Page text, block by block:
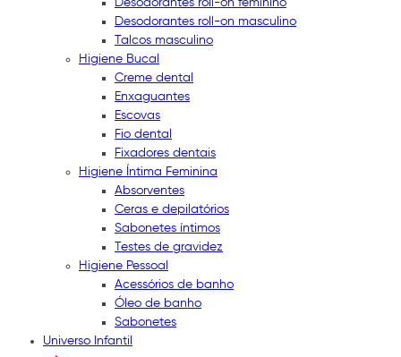
Desodorantes roll-on feminino
Desodorantes roll-on masculino
Talcos masculino
Higiene Bucal
Creme dental
Enxaguantes
Escovas
Fio dental
Fixadores dentais
Higiene Íntima Feminina
Absorventes
Ceras e depilatórios
Sabonetes íntimos
Testes de gravidez
Higiene Pessoal
Acessórios de banho
Óleo de banho
Sabonetes
Universo Infantil